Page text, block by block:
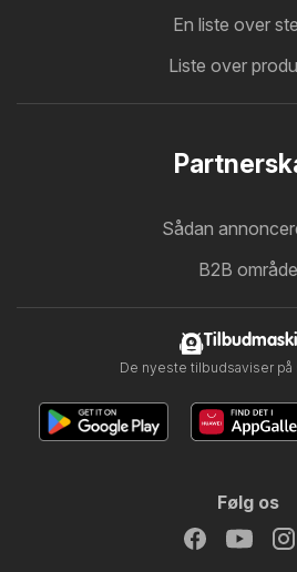
En liste over
Liste over
Sådan
B2B område
De nyeste tilbudsaviser på
Følg os